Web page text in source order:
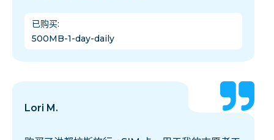
已购买:
500MB-1-day-daily
Lori M.